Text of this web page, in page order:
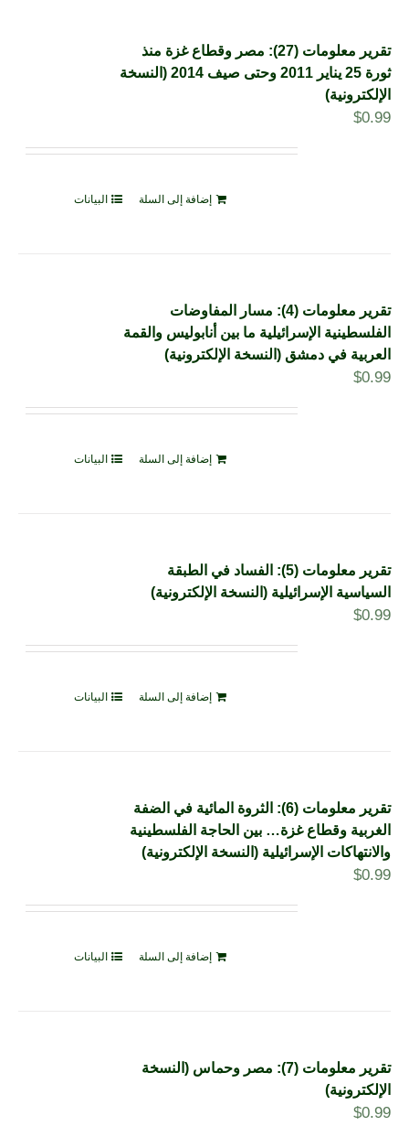
تقرير معلومات (27): مصر وقطاع غزة منذ
ثورة 25 يناير 2011 وحتى صيف 2014 (النسخة
الإلكترونية)
$0.99
إضافة إلى السلة البيانات
تقرير معلومات (4): مسار المفاوضات
الفلسطينية الإسرائيلية ما بين أنابوليس والقمة
العربية في دمشق (النسخة الإلكترونية)
$0.99
إضافة إلى السلة البيانات
تقرير معلومات (5): الفساد في الطبقة
السياسية الإسرائيلية (النسخة الإلكترونية)
$0.99
إضافة إلى السلة البيانات
تقرير معلومات (6): الثروة المائية في الضفة
الغربية وقطاع غزة… بين الحاجة الفلسطينية
والانتهاكات الإسرائيلية (النسخة الإلكترونية)
$0.99
إضافة إلى السلة البيانات
تقرير معلومات (7): مصر وحماس (النسخة
الإلكترونية)
$0.99